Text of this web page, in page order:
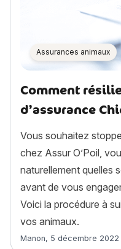
Assurances animaux
Comment
d’assurance
Vous souhaitez
chez Assur O’Poil,
naturellement quelles
avant de vous
Voici la procédure à
vos animaux.
Article rédigé par
Manon, 5 décembre 2022